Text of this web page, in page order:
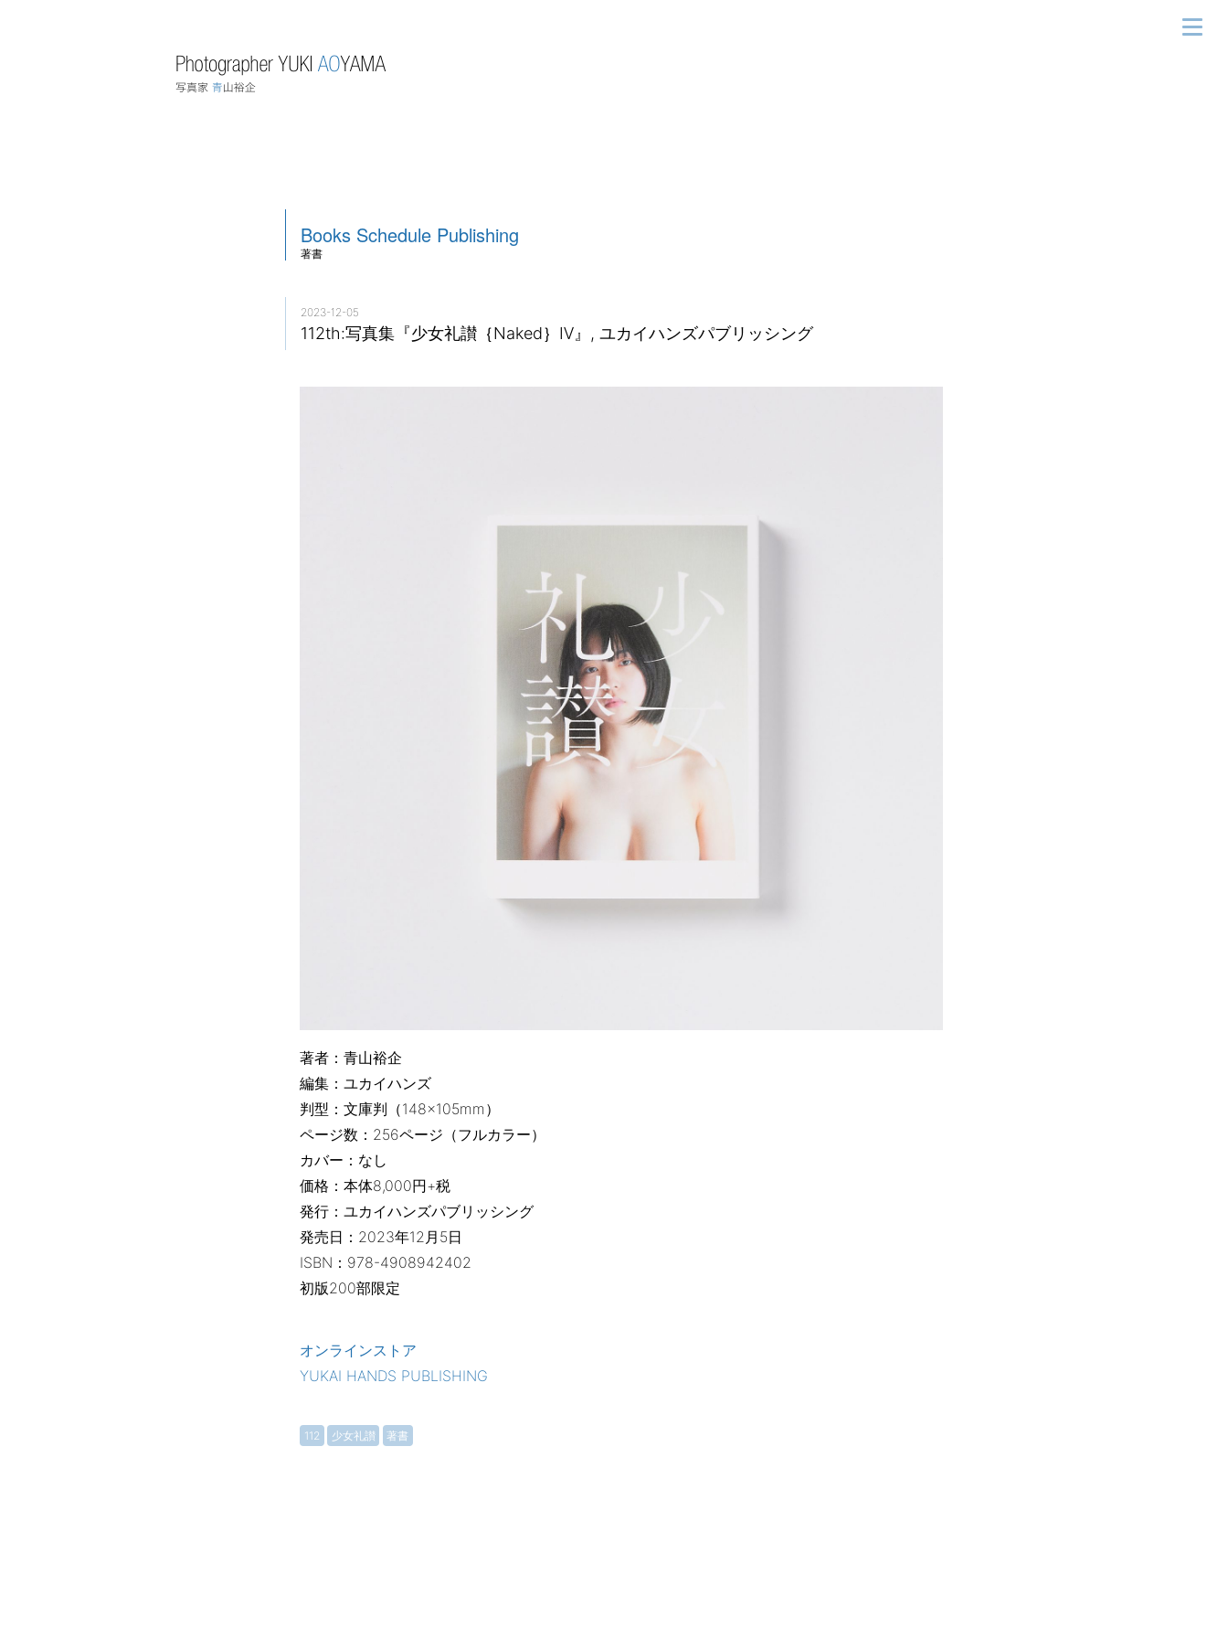
Books Schedule Publishing
著書
2023-12-05
112th:写真集『少女礼讃｛Naked｝Ⅳ』, ユカイハンズパブリッシング
著者：青山裕企
編集：ユカイハンズ
判型：文庫判（148×105mm）
ページ数：256ページ（フルカラー）
カバー：なし
価格：本体8,000円+税
発行：ユカイハンズパブリッシング
発売日：2023年12月5日
ISBN：978-4908942402
初版200部限定
オンラインストア
YUKAI HANDS PUBLISHING
112 少女礼讃 著書